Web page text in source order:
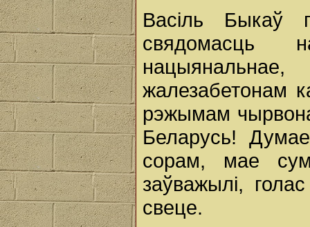
Васіль Быкаў
свядомасць
жалезабетонам
рэжымам
Беларусь!
сорам, мае
заўважылі,
свеце.